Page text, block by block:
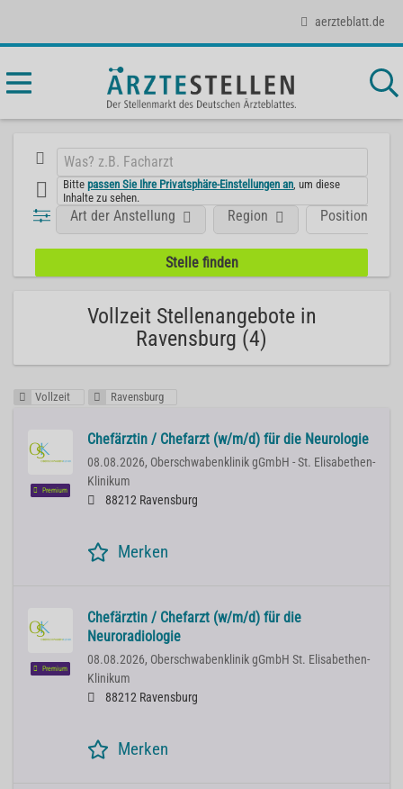
aerzteblatt.de
Bittepassen Sie Ihre Privatsphäre-Einstellungen an , um diese
Inhalte zu sehen.
Position
Art der Anstellung Region
Vollzeit Stellenangebote in
Ravensburg (4)
Vollzeit Ravensburg
Premium
Chefärztin / Chefarzt (w/m/d) für die Neurologie
08.08.2026, Oberschwabenklinik gGmbH - St. Elisabethen-
Klinikum
88212 Ravensburg
Merken
Premium
Chefärztin / Chefarzt (w/m/d) für die
Neuroradiologie
08.08.2026, Oberschwabenklinik gGmbH St. Elisabethen-
Klinikum
88212 Ravensburg
Merken